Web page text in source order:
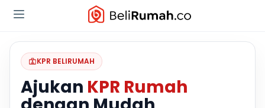
KPR BELIRUMAH
Ajukan KPR Rumah